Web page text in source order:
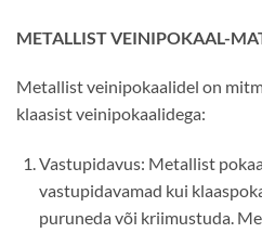
METALLIST VEINIPOKAAL-
Metallist veinipokaalidel on
klaasist veinipokaalidega:
Vastupidavus: Metallist
vastupidavamad kui
puruneda või kriimustuda.